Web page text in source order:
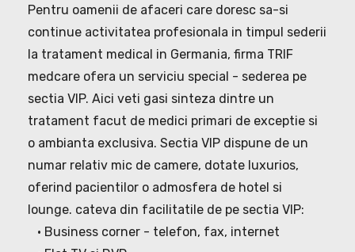
Pentru oamenii de afaceri care doresc sa-si
continue activitatea profesionala in timpul sederii
la tratament medical in Germania, firma TRIF
medcare ofera un serviciu special - sederea pe
sectia VIP. Aici veti gasi sinteza dintre un
tratament facut de medici primari de exceptie si
o ambianta exclusiva. Sectia VIP dispune de un
numar relativ mic de camere, dotate luxurios,
oferind pacientilor o admosfera de hotel si
lounge. cateva din facilitatile de pe sectia VIP:
• Business corner - telefon, fax, internet